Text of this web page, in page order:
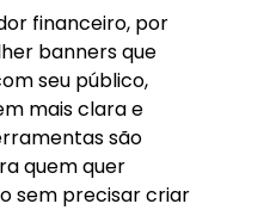
financeiro, por
banners que
seu público,
mais clara e
são
quem quer
sem precisar criar